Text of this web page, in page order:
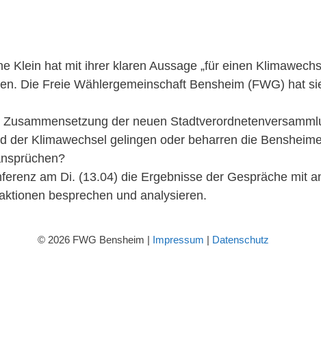
Klein hat mit ihrer klaren Aussage „für einen
Die Freie Wählergemeinschaft Bensheim (FWG) hat
der neuen
der Klimawechsel gelingen oder beharren die
am Di. (13.04) die Ergebnisse der Gespräche mit
besprechen und analysieren.
© 2026 FWG Bensheim | Impressum | Datenschutz